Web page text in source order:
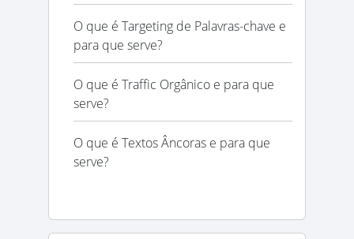
O que é Targeting de Palavras-chave e
para que serve?
O que é Traffic Orgânico e para que
serve?
O que é Textos Âncoras e para que
serve?